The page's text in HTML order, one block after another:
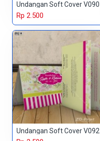
Undangan Soft Cover V090
Rp 2.500
Undangan Soft Cover V092